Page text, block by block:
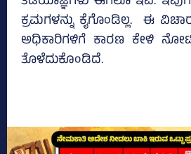
ಕ್ರಮಗಳನ್ನು ಕೈಗೊಂಡಿಲ್ಲ. ಈ
ಅಧಿಕಾರಿಗಳಿಗೆ ಕಾರಣ ಕೇಳಿ
ತೊಳೆದುಕೊಂಡಿದೆ.